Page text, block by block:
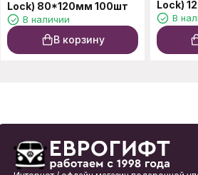
Lock) 80*120мм 100шт
В наличии
В корзину
Lock)
В